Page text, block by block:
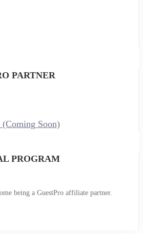
PARTNER
Soon)
PROGRAM
being a GuestPro affiliate partner.